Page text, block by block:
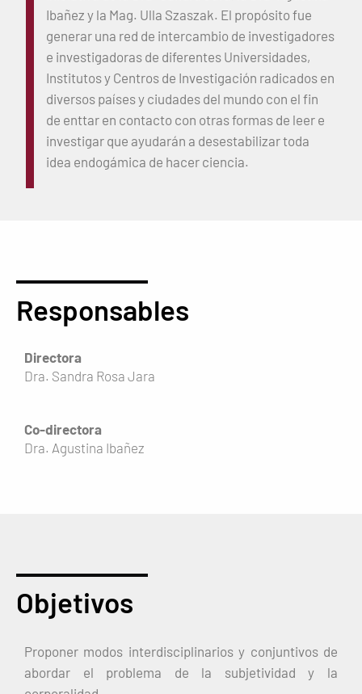
Ibañez y la Mag. Ulla Szaszak. El propósito fue
generar una red de intercambio de investigadores
e investigadoras de diferentes Universidades,
Institutos y Centros de Investigación radicados en
diversos países y ciudades del mundo con el fin
de enttar en contacto con otras formas de leer e
investigar que ayudarán a desestabilizar toda
idea endogámica de hacer ciencia.
Responsables
Directora
Dra. Sandra Rosa Jara
Co-directora
Dra. Agustina Ibañez
Objetivos
Proponer modos interdisciplinarios y conjuntivos de
abordar el problema de la subjetividad y la